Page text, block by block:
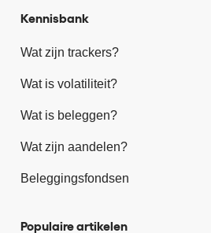
Kennisbank
Wat zijn trackers?
Wat is volatiliteit?
Wat is beleggen?
Wat zijn aandelen?
Beleggingsfondsen
Populaire artikelen